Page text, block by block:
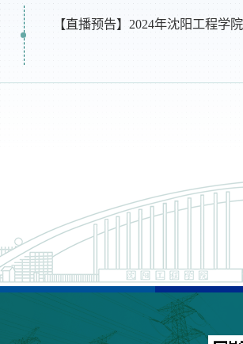
【直播预告】2024年沈阳工程学